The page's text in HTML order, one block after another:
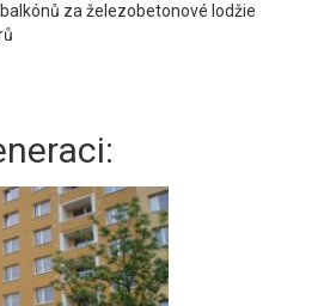
za železobetonové lodžie